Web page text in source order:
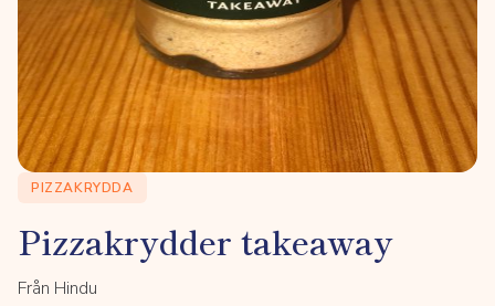
PIZZAKRYDDA
Pizzakrydder takeaway
Från Hindu